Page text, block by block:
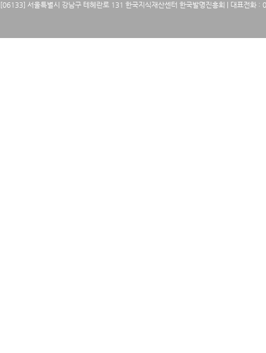
[06133] 서울특별시 강남구 테헤란로 131 한국지식재산센터 한국발명진흥회 | 대표전화